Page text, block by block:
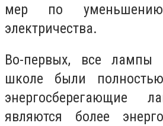
мер по уменьшению
электричества.
Во-первых, все лампы
школе были
энергосберегающие
являются более